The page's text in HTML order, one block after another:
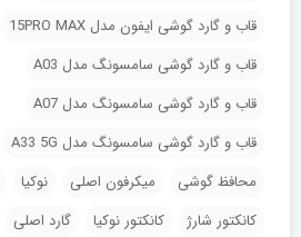
قاب و گارد گوشی ایفون مدل 15PRO MAX
قاب و گارد گوشی سامسونگ مدل A03
قاب و گارد گوشی سامسونگ مدل A07
قاب و گارد گوشی سامسونگ مدل A33 5G
محافظ گوشی
میکرفون اصلی نوکیا
کانکتور شارژ
کانکتور نوکیا گارد اصلی